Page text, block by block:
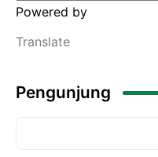
Powered by
Translate
Pengunjung